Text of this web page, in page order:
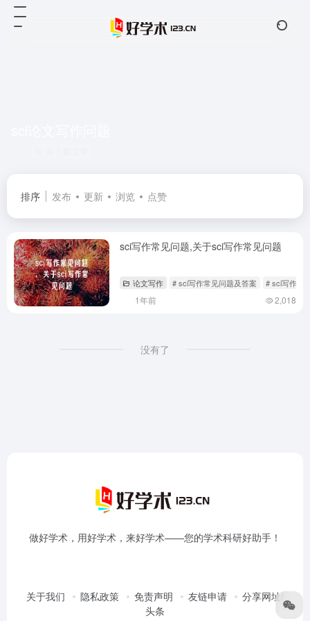
排序 发布 更新 浏览 点赞
sci写作常见问题,关于sci写作常见问题
论文写作 # sci写作常见问题及答案 # sci写作常
1年前 2,018
没有了
做好学术，用好学术，来好学术——您的学术科研好助手！
关于我们 隐私政策 免责声明 友链申请
分享网址/
头条